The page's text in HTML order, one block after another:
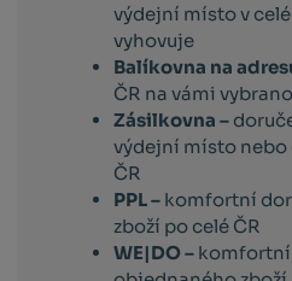
výdejní místo v
vyhovuje
Balíkovna na
ČR na vámi
Zásilkovna –
výdejní místo nebo
ČR
PPL – komfortní
zboží po celé ČR
WE|DO –